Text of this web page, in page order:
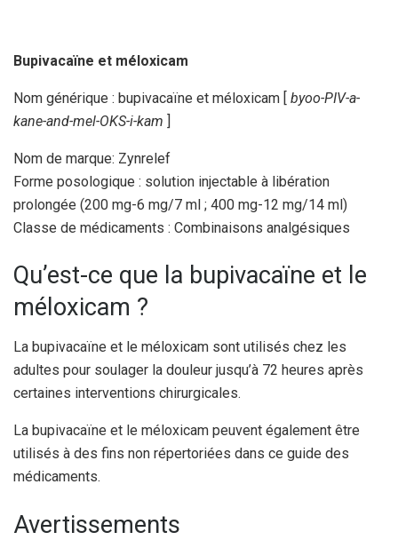
Bupivacaïne et méloxicam
Nom générique : bupivacaïne et méloxicam [ byoo-PIV-a-
kane-and-mel-OKS-i-kam ]
Nom de marque: Zynrelef
Forme posologique : solution injectable à libération
prolongée (200 mg-6 mg/7 ml ; 400 mg-12 mg/14 ml)
Classe de médicaments : Combinaisons analgésiques
Qu’est-ce que la bupivacaïne et le
méloxicam ?
La bupivacaïne et le méloxicam sont utilisés chez les
adultes pour soulager la douleur jusqu’à 72 heures après
certaines interventions chirurgicales.
La bupivacaïne et le méloxicam peuvent également être
utilisés à des fins non répertoriées dans ce guide des
médicaments.
Avertissements